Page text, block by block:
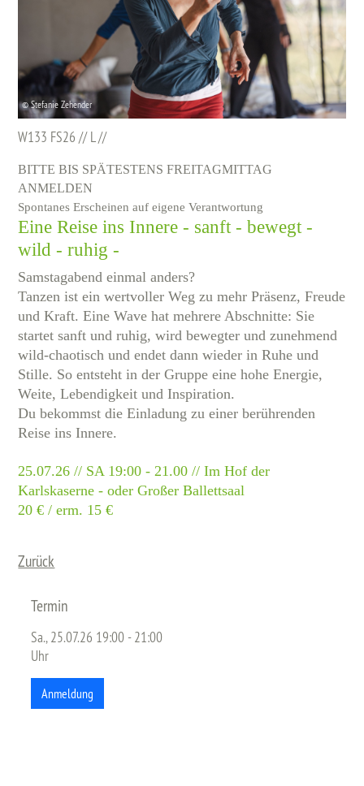
© Stefanie Zehender
W133 FS26 // L //
BITTE BIS SPÄTESTENS FREITAGMITTAG
ANMELDEN
Spontanes Erscheinen auf eigene Verantwortung
Eine Reise ins Innere - sanft - bewegt -
wild - ruhig -
Samstagabend einmal anders?
Tanzen ist ein wertvoller Weg zu mehr Präsenz, Freude
und Kraft. Eine Wave hat mehrere Abschnitte: Sie
startet sanft und ruhig, wird bewegter und zunehmend
wild-chaotisch und endet dann wieder in Ruhe und
Stille. So entsteht in der Gruppe eine hohe Energie,
Weite, Lebendigkeit und Inspiration.
Du bekommst die Einladung zu einer berührenden
Reise ins Innere.
25.07.26 // SA 19:00 - 21.00 // Im Hof der
Karlskaserne - oder Großer Ballettsaal
20 € / erm. 15 €
Zurück
Termin
Sa., 25.07.26 19:00 - 21:00
Uhr
Anmeldung